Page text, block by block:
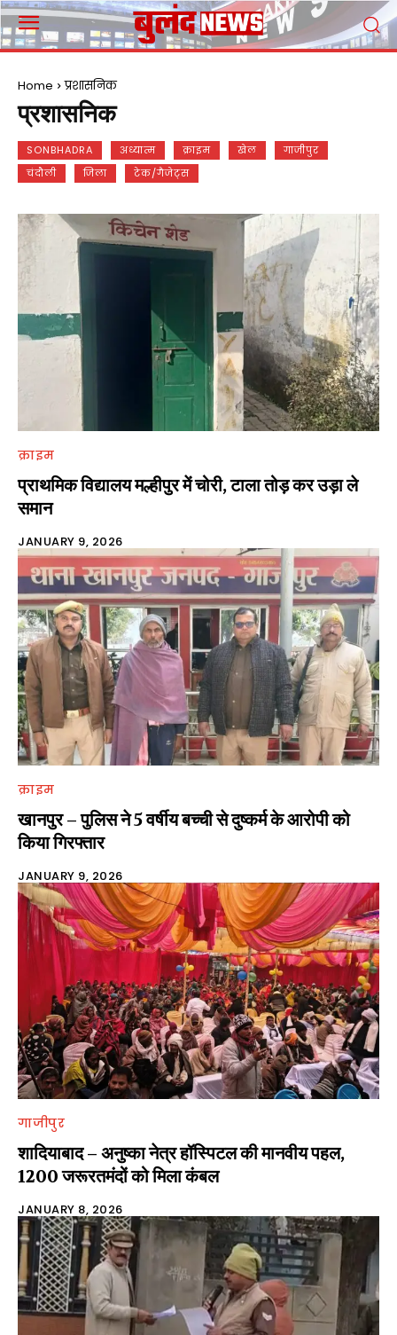
Home प्रशासनिक
प्रशासनिक
SONBHADRA अध्यात्म क्राइम खेल
गाजीपुर
चंदौली
जिला टेक/गैजेट्स
क्राइम
प्राथमिक विद्यालय मल्हीपुर में चोरी, टाला तोड़ कर उड़ा ले
समान
JANUARY 9, 2026
क्राइम
खानपुर – पुलिस ने 5 वर्षीय बच्ची से दुष्कर्म के आरोपी को
किया गिरफ्तार
JANUARY 9, 2026
गाजीपुर
शादियाबाद – अनुष्का नेत्र हॉस्पिटल की मानवीय पहल,
1200 जरूरतमंदों को मिला कंबल
JANUARY 8, 2026